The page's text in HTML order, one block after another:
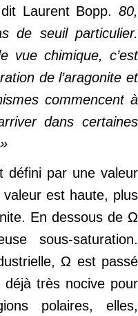
Laurent Bopp.80,
seuil particulier.
vue chimique, c’est
de l’aragonite et
commencent à
dans certaines
défini par une valeur
est haute, plus
En dessous de Ω
sous-saturation.
Ω est passé
très nocive pour
polaires, elles,